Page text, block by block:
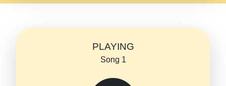
PLAYING
Song 1